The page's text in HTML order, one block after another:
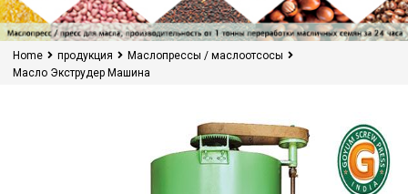
Home продукция
Маслопрессы / маслоотсосы
Масло Экструдер Машина